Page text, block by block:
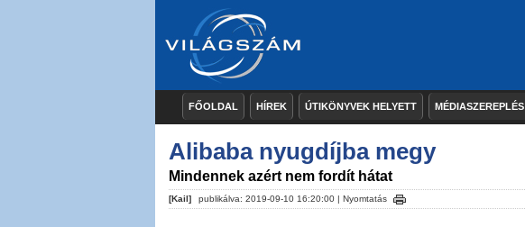
FŐOLDAL HÍREK ÚTIKÖNYVEK HELYETT MÉDIASZEREPLÉS
Alibaba nyugdíjba megy
Mindennek azért nem fordít hátat
[Kail] publikálva: 2019-09-10 16:20:00 | Nyomtatás